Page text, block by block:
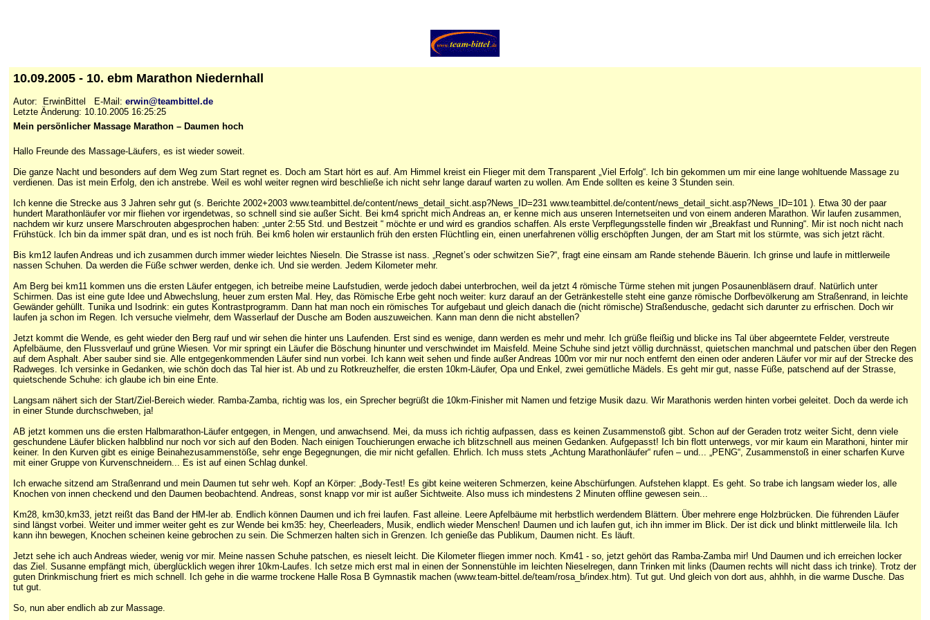
10.09.2005 - 10. ebm Marathon Niedernhall
Autor: ErwinBittel E-Mail: erwin@teambittel.de
Letzte Änderung: 10.10.2005 16:25:25
Mein persönlicher Massage Marathon – Daumen hoch
Hallo Freunde des Massage-Läufers, es ist wieder soweit.
Die ganze Nacht und besonders auf dem Weg zum Start regnet es. Doch am Start hört es auf. Am Himmel kreist ein Flieger mit dem Transparent „Viel Erfolg“. Ich bin gekommen um mir eine lange wohltuende Massage zu
verdienen. Das ist mein Erfolg, den ich anstrebe. Weil es wohl weiter regnen wird beschließe ich nicht sehr lange darauf warten zu wollen. Am Ende sollten es keine 3 Stunden sein.
Ich kenne die Strecke aus 3 Jahren sehr gut (s. Berichte 2002+2003 www.teambittel.de/content/news_detail_sicht.asp?News_ID=231 www.teambittel.de/content/news_detail_sicht.asp?News_ID=101 ). Etwa 30 der paar
hundert Marathonläufer vor mir fliehen vor irgendetwas, so schnell sind sie außer Sicht. Bei km4 spricht mich Andreas an, er kenne mich aus unseren Internetseiten und von einem anderen Marathon. Wir laufen zusammen,
nachdem wir kurz unsere Marschrouten abgesprochen haben: „unter 2:55 Std. und Bestzeit “ möchte er und wird es grandios schaffen. Als erste Verpflegungsstelle finden wir „Breakfast und Running“. Mir ist noch nicht nach
Frühstück. Ich bin da immer spät dran, und es ist noch früh. Bei km6 holen wir erstaunlich früh den ersten Flüchtling ein, einen unerfahrenen völlig erschöpften Jungen, der am Start mit los stürmte, was sich jetzt rächt.
Bis km12 laufen Andreas und ich zusammen durch immer wieder leichtes Nieseln. Die Strasse ist nass. „Regnet’s oder schwitzen Sie?“, fragt eine einsam am Rande stehende Bäuerin. Ich grinse und laufe in mittlerweile
nassen Schuhen. Da werden die Füße schwer werden, denke ich. Und sie werden. Jedem Kilometer mehr.
Am Berg bei km11 kommen uns die ersten Läufer entgegen, ich betreibe meine Laufstudien, werde jedoch dabei unterbrochen, weil da jetzt 4 römische Türme stehen mit jungen Posaunenbläsern drauf. Natürlich unter
Schirmen. Das ist eine gute Idee und Abwechslung, heuer zum ersten Mal. Hey, das Römische Erbe geht noch weiter: kurz darauf an der Getränkestelle steht eine ganze römische Dorfbevölkerung am Straßenrand, in leichte
Gewänder gehüllt. Tunika und Isodrink: ein gutes Kontrastprogramm. Dann hat man noch ein römisches Tor aufgebaut und gleich danach die (nicht römische) Straßendusche, gedacht sich darunter zu erfrischen. Doch wir
laufen ja schon im Regen. Ich versuche vielmehr, dem Wasserlauf der Dusche am Boden auszuweichen. Kann man denn die nicht abstellen?
Jetzt kommt die Wende, es geht wieder den Berg rauf und wir sehen die hinter uns Laufenden. Erst sind es wenige, dann werden es mehr und mehr. Ich grüße fleißig und blicke ins Tal über abgeerntete Felder, verstreute
Apfelbäume, den Flussverlauf und grüne Wiesen. Vor mir springt ein Läufer die Böschung hinunter und verschwindet im Maisfeld. Meine Schuhe sind jetzt völlig durchnässt, quietschen manchmal und patschen über den Regen
auf dem Asphalt. Aber sauber sind sie. Alle entgegenkommenden Läufer sind nun vorbei. Ich kann weit sehen und finde außer Andreas 100m vor mir nur noch entfernt den einen oder anderen Läufer vor mir auf der Strecke des
Radweges. Ich versinke in Gedanken, wie schön doch das Tal hier ist. Ab und zu Rotkreuzhelfer, die ersten 10km-Läufer, Opa und Enkel, zwei gemütliche Mädels. Es geht mir gut, nasse Füße, patschend auf der Strasse,
quietschende Schuhe: ich glaube ich bin eine Ente.
Langsam nähert sich der Start/Ziel-Bereich wieder. Ramba-Zamba, richtig was los, ein Sprecher begrüßt die 10km-Finisher mit Namen und fetzige Musik dazu. Wir Marathonis werden hinten vorbei geleitet. Doch da werde ich
in einer Stunde durchschweben, ja!
AB jetzt kommen uns die ersten Halbmarathon-Läufer entgegen, in Mengen, und anwachsend. Mei, da muss ich richtig aufpassen, dass es keinen Zusammenstoß gibt. Schon auf der Geraden trotz weiter Sicht, denn viele
geschundene Läufer blicken halbblind nur noch vor sich auf den Boden. Nach einigen Touchierungen erwache ich blitzschnell aus meinen Gedanken. Aufgepasst! Ich bin flott unterwegs, vor mir kaum ein Marathoni, hinter mir
keiner. In den Kurven gibt es einige Beinahezusammenstöße, sehr enge Begegnungen, die mir nicht gefallen. Ehrlich. Ich muss stets „Achtung Marathonläufer“ rufen – und... „PENG“, Zusammenstoß in einer scharfen Kurve
mit einer Gruppe von Kurvenschneidern... Es ist auf einen Schlag dunkel.
Ich erwache sitzend am Straßenrand und mein Daumen tut sehr weh. Kopf an Körper: „Body-Test! Es gibt keine weiteren Schmerzen, keine Abschürfungen. Aufstehen klappt. Es geht. So trabe ich langsam wieder los, alle
Knochen von innen checkend und den Daumen beobachtend. Andreas, sonst knapp vor mir ist außer Sichtweite. Also muss ich mindestens 2 Minuten offline gewesen sein...
Km28, km30,km33, jetzt reißt das Band der HM-ler ab. Endlich können Daumen und ich frei laufen. Fast alleine. Leere Apfelbäume mit herbstlich werdendem Blättern. Über mehrere enge Holzbrücken. Die führenden Läufer
sind längst vorbei. Weiter und immer weiter geht es zur Wende bei km35: hey, Cheerleaders, Musik, endlich wieder Menschen! Daumen und ich laufen gut, ich ihn immer im Blick. Der ist dick und blinkt mittlerweile lila. Ich
kann ihn bewegen, Knochen scheinen keine gebrochen zu sein. Die Schmerzen halten sich in Grenzen. Ich genieße das Publikum, Daumen nicht. Es läuft.
Jetzt sehe ich auch Andreas wieder, wenig vor mir. Meine nassen Schuhe patschen, es nieselt leicht. Die Kilometer fliegen immer noch. Km41 - so, jetzt gehört das Ramba-Zamba mir! Und Daumen und ich erreichen locker
das Ziel. Susanne empfängt mich, überglücklich wegen ihrer 10km-Laufes. Ich setze mich erst mal in einen der Sonnenstühle im leichten Nieselregen, dann Trinken mit links (Daumen rechts will nicht dass ich trinke). Trotz der
guten Drinkmischung friert es mich schnell. Ich gehe in die warme trockene Halle Rosa B Gymnastik machen (www.team-bittel.de/team/rosa_b/index.htm). Tut gut. Und gleich von dort aus, ahhhh, in die warme Dusche. Das
tut gut.
So, nun aber endlich ab zur Massage.